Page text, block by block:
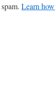
Learn